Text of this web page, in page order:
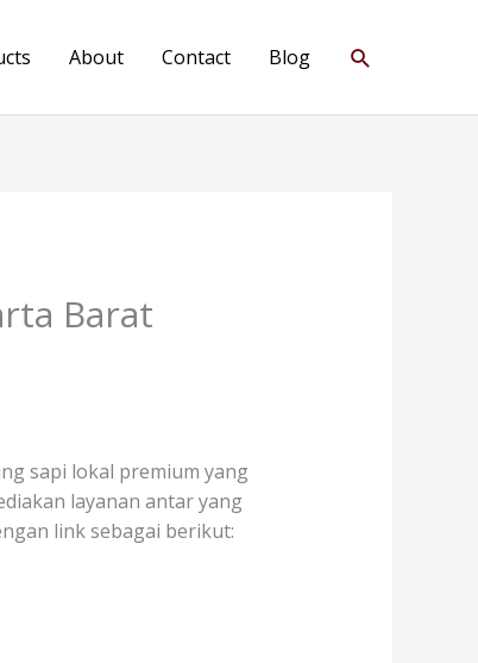
About Contact Blog Search
Barat
sapi lokal premium yang
layanan antar yang
link sebagai berikut: